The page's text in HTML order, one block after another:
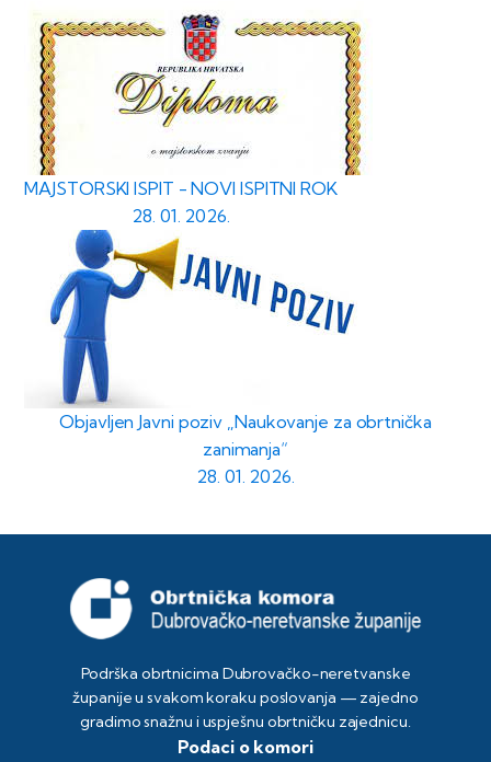
MAJSTORSKI ISPIT - NOVI ISPITNI ROK
28. 01. 2026.
Objavljen Javni poziv „Naukovanje za obrtnička
zanimanja“
28. 01. 2026.
Podrška obrtnicima Dubrovačko-neretvanske
županije u svakom koraku poslovanja — zajedno
gradimo snažnu i uspješnu obrtničku zajednicu.
Podaci o komori